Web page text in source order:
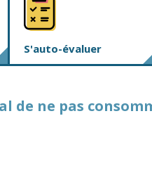
S'auto-évaluer
de ne pas